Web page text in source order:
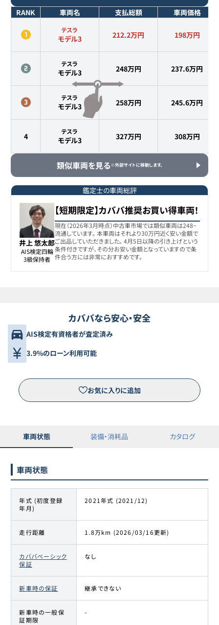
RANK 車両名 支払総額 車両価格
テスラ
モデル3 212.2万円 198万円
テスラ
モデル3 248万円 237.6万円
テスラ
モデル3 258万円 245.6万円
4
テスラ
モデル3 327万円 308万円
類似車両を見る※外部サイトに移動します。
鑑定士の車両総評
井上 悠太郎
AIS検定四輪
3級保持者
【短期限定】カババ推奨お買い得車両！
現在（2026年3月時点）中古車市場では類似車両は248~
流通しています。 本車両はそれより30万円近く安い金額で
ご出品していただきました。 4月5日以降の引き上げという
条件付きですが、その分お安い金額となっていますので条
件合う方には非常におすすめです。
カババなら安心・安全
AIS検定有資格者が査定済み
3.9%のローン利用可能
お気に入りに追加
車両状態 装備・消耗品 カタログ
車両状態
年式 (初度登録
年月)
2021年式 (2021/12)
走行距離 1.8万km (2026/03/16更新)
カババベーシック
保証
なし
新車時の保証 継承できない
新車時の一般保
証期限
-